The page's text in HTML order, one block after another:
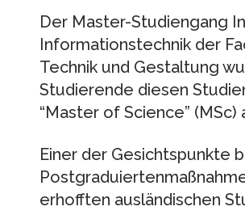
Der Master-Studiengang
Informationstechnik der
Technik und Gestaltung
Studierende diesen
“Master of Science” (MSc)
Einer der Gesichtspunkte
erhofften ausländischen